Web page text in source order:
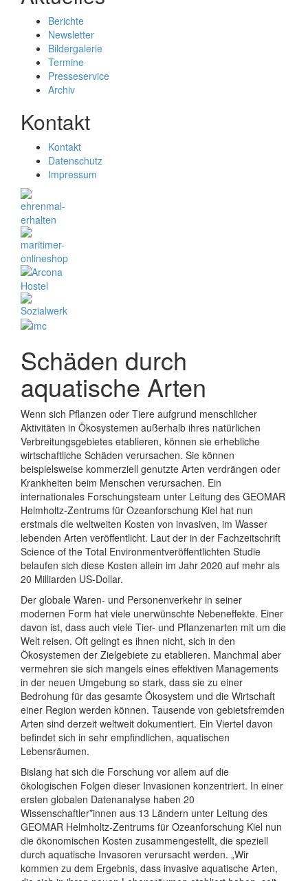
Berichte
Newsletter
Bildergalerie
Termine
Presseservice
Archiv
Kontakt
Kontakt
Datenschutz
Impressum
Schäden durch
aquatische Arten
Wenn sich Pflanzen oder Tiere aufgrund menschlicher
Aktivitäten in Ökosystemen außerhalb ihres natürlichen
Verbreitungsgebietes etablieren, können sie erhebliche
wirtschaftliche Schäden verursachen. Sie können
beispielsweise kommerziell genutzte Arten verdrängen oder
Krankheiten beim Menschen verursachen. Ein
internationales Forschungsteam unter Leitung des GEOMAR
Helmholtz-Zentrums für Ozeanforschung Kiel hat nun
erstmals die weltweiten Kosten von invasiven, im Wasser
lebenden Arten veröffentlicht. Laut der in der Fachzeitschrift
Science of the Total Environmentveröffentlichten Studie
belaufen sich diese Kosten allein im Jahr 2020 auf mehr als
20 Milliarden US-Dollar.
Der globale Waren- und Personenverkehr in seiner
modernen Form hat viele unerwünschte Nebeneffekte. Einer
davon ist, dass auch viele Tier- und Pflanzenarten mit um die
Welt reisen. Oft gelingt es ihnen nicht, sich in den
Ökosystemen der Zielgebiete zu etablieren. Manchmal aber
vermehren sie sich mangels eines effektiven Managements
in der neuen Umgebung so stark, dass sie zu einer
Bedrohung für das gesamte Ökosystem und die Wirtschaft
einer Region werden können. Tausende von gebietsfremden
Arten sind derzeit weltweit dokumentiert. Ein Viertel davon
befindet sich in sehr empfindlichen, aquatischen
Lebensräumen.
Bislang hat sich die Forschung vor allem auf die
ökologischen Folgen dieser Invasionen konzentriert. In einer
ersten globalen Datenanalyse haben 20
Wissenschaftler*innen aus 13 Ländern unter Leitung des
GEOMAR Helmholtz-Zentrums für Ozeanforschung Kiel nun
die ökonomischen Kosten zusammengestellt, die speziell
durch aquatische Invasoren verursacht werden. „Wir
kommen zu dem Ergebnis, dass invasive aquatische Arten,